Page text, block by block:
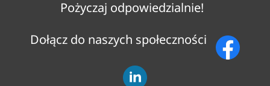
Pożyczaj odpowiedzialnie!
Dołącz do naszych społeczności